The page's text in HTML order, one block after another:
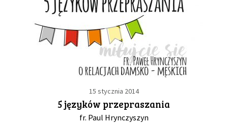
15 stycznia 2014
5 języków przepraszania
fr. Paul Hrynczyszyn